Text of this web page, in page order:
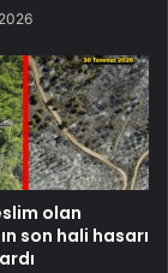
olan
son hali hasarı